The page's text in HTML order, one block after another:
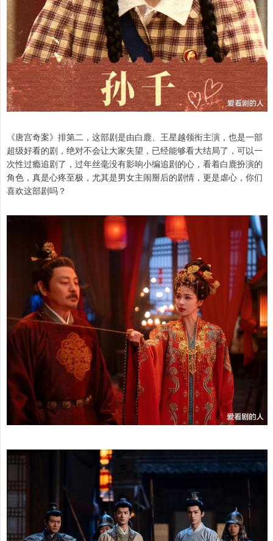
《唐宫奇案》排第二，这部剧是由白鹿、王星越领衔主演，也是一部
超级好看的剧，绝对不会让大家失望，已经能够看大结局了，可以一
次性过瘾追剧了，过年丝毫没有影响小编追剧的心，看着白鹿扮演的
角色，真是心疼至极，尤其是男女主闹掰后的剧情，更是虐心，你们
喜欢这部剧吗？